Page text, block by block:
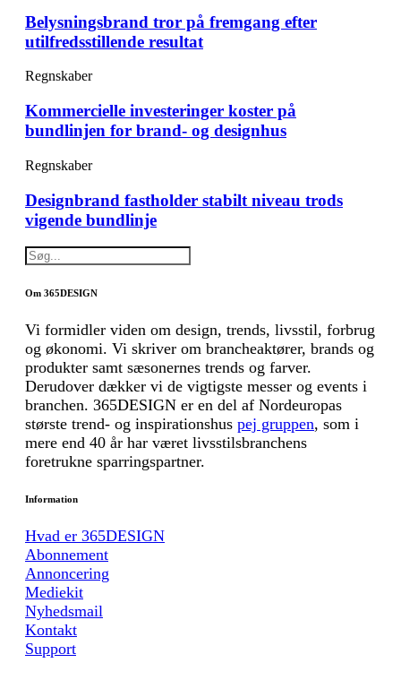
Belysningsbrand tror på fremgang efter
utilfredsstillende resultat
Regnskaber
Kommercielle investeringer koster på
bundlinjen for brand- og designhus
Regnskaber
Designbrand fastholder stabilt niveau trods
vigende bundlinje
Om 365DESIGN
Vi formidler viden om design, trends, livsstil, forbrug
og økonomi. Vi skriver om brancheaktører, brands og
produkter samt sæsonernes trends og farver.
Derudover dækker vi de vigtigste messer og events i
branchen. 365DESIGN er en del af Nordeuropas
største trend- og inspirationshus pej gruppen, som i
mere end 40 år har været livsstilsbranchens
foretrukne sparringspartner.
Information
Hvad er 365DESIGN
Abonnement
Annoncering
Mediekit
Nyhedsmail
Kontakt
Support